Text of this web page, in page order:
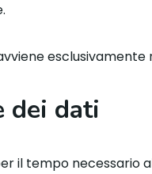
dei dati
il tempo